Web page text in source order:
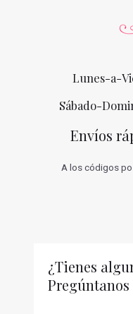
Lunes-a-
Sábado-
Envíos
A los códigos
¿Tienes
Pregúntanos